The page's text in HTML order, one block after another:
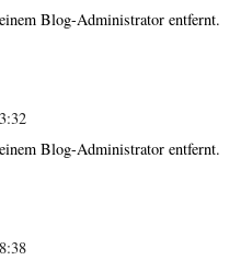
Blog-Administrator entfernt.
Blog-Administrator entfernt.